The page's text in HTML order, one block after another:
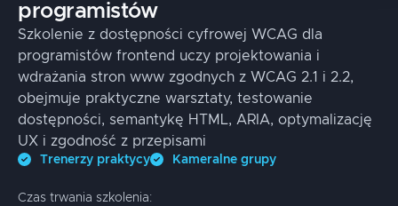
programistów
Szkolenie z dostępności cyfrowej WCAG dla
programistów frontend uczy projektowania i
wdrażania stron www zgodnych z WCAG 2.1 i 2.2,
obejmuje praktyczne warsztaty, testowanie
dostępności, semantykę HTML, ARIA, optymalizację
UX i zgodność z przepisami
Trenerzy praktycy Kameralne grupy
Czas trwania szkolenia: